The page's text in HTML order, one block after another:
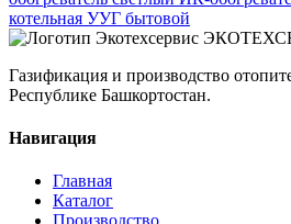
котельная УУГ бытовой
Газификация и производство
Республике Башкортостан.
Навигация
Главная
Каталог